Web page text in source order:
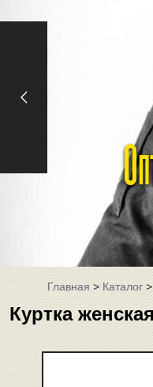
Главная>Каталог
Куртка